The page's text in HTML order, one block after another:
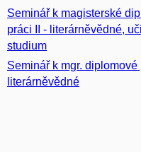
Seminář k magisterské
práci II - literárněvědné,
studium
Seminář k mgr. diplomové
literárněvědné